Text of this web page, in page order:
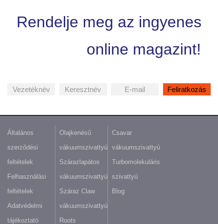
Rendelje meg az ingyenes
online magazint!
Általános
szerződési
feltételek
Felhasználási
feltételek
Adatvédelmi
tájékoztató
Olajkenésű
vákuumszivattyú
Szárazlapátos
vákuumszivattyú
Száraz Claw
vákuumszivattyú
Roots
Csavar
vákuumszivattyú
Turbomolekuláris
szivattyú
Blog